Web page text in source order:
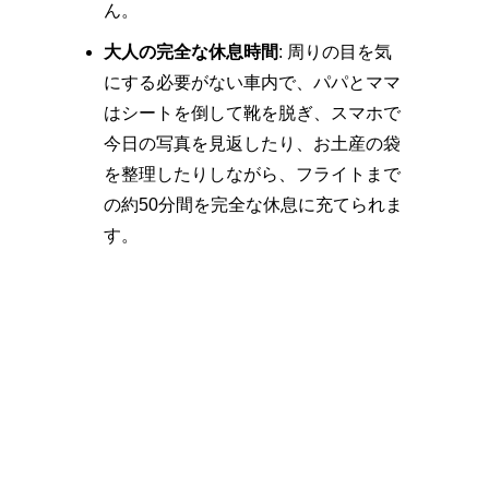
ん。
大人の完全な休息時間: 周りの目を気
にする必要がない車内で、パパとママ
はシートを倒して靴を脱ぎ、スマホで
今日の写真を見返したり、お土産の袋
を整理したりしながら、フライトまで
の約50分間を完全な休息に充てられま
す。